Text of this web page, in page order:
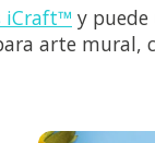
iCraft™ y
arte mural,